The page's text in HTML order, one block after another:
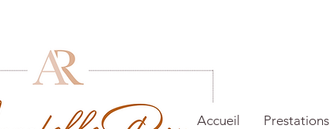
Accueil Prestations